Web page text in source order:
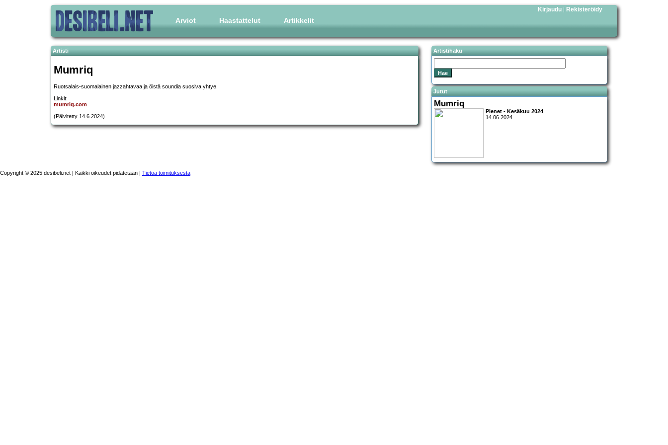
Arviot Haastattelut Artikkelit
Kirjaudu | Rekisteröidy
Artisti
Mumriq
Ruotsalais-suomalainen jazzahtavaa ja öistä soundia suosiva yhtye.
Linkit:
mumriq.com
(Päivitetty 14.6.2024)
Artistihaku
Jutut
Mumriq
Pienet - Kesäkuu 2024
14.06.2024
Copyright © 2025 desibeli.net | Kaikki oikeudet pidätetään | Tietoa toimituksesta